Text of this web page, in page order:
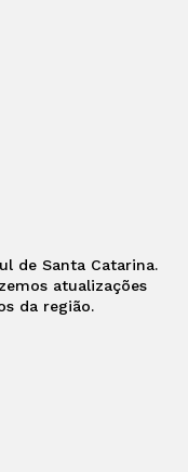
de Santa Catarina.
atualizações
da região.